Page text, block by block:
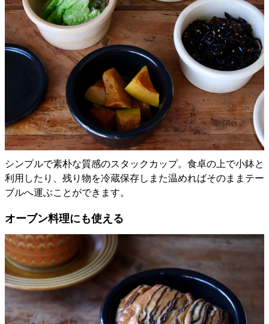
シンプルで素朴な質感のスタックカップ。食卓の上で小鉢と
利用したり、残り物を冷蔵保存しまた温めればそのままテー
ブルへ運ぶことができます。
オーブン料理にも使える